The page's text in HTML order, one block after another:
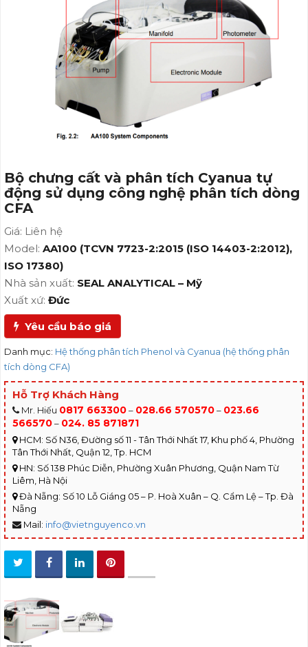
/ Bộ chưng cất và phân tích Cyanua tự động sử dụng
công nghệ phân tích dòng CFA
Bộ chưng cất và phân tích Cyanua tự
động sử dụng công nghệ phân tích dòng
CFA
Giá: Liên hệ
Model: AA100 (TCVN 7723-2:2015 (ISO 14403-2:2012),
ISO 17380)
Nhà sản xuất: SEAL ANALYTICAL – Mỹ
Xuất xứ: Đức
Yêu cầu báo giá
Danh mục: Hệ thống phân tích Phenol và Cyanua (hệ thống phân
tích dòng CFA)
Hỗ Trợ Khách Hàng
Mr. Hiếu 0817 663300– 028.66 570570– 023.66
566570– 024. 85 871871
HCM: Số N36, Đường số 11 - Tân Thới Nhất 17, Khu phố 4, Phường
Tân Thới Nhất, Quận 12, Tp. HCM
HN: Số 138 Phúc Diễn, Phường Xuân Phương, Quận Nam Từ
Liêm, Hà Nội
Đà Nẵng: Số 10 Lỗ Giáng 05 – P. Hoà Xuân – Q. Cẩm Lệ – Tp. Đà
Nẵng
Mail: info@vietnguyenco.vn